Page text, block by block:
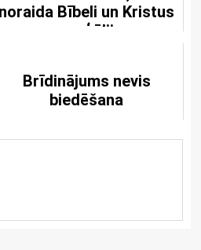
noraida Bībeli un Kristus
evaņģēliju
Brīdinājums nevis
biedēšana